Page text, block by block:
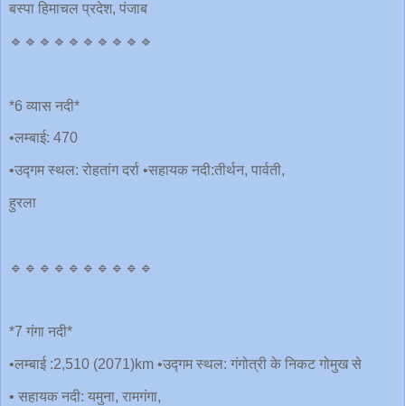
बस्पा हिमाचल प्रदेश, पंजाब
🔹🔹🔹🔹🔹🔹🔹🔹🔹🔹
*6 व्यास नदी*
•लम्बाई: 470
•उद्गम स्थल: रोहतांग दर्रा •सहायक नदी:तीर्थन, पार्वती,
हुरला
🔹🔹🔹🔹🔹🔹🔹🔹🔹🔹
*7 गंगा नदी*
•लम्बाई :2,510 (2071)km •उद्गम स्थल: गंगोत्री के निकट गोमुख से
• सहायक नदी: यमुना, रामगंगा,